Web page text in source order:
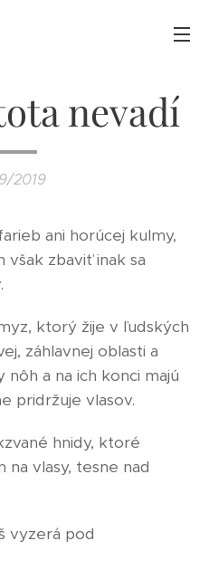
nevadí
2019
ani horúcej kulmy,
však zbaviť inak sa
ktorý žije v ľudských
záhlavnej oblasti a
nôh a na ich konci majú
pridržuje vlasov.
hnidy, ktoré
vlasy, tesne nad
vyzerá pod